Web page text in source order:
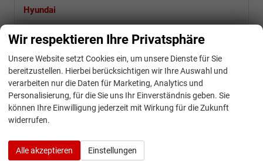
Hyundai
Skoda
Volkswagen
Geparkte Fahrzeuge ( 0)
5,0
Wir respektieren Ihre Privatsphäre
Unsere Website setzt Cookies ein, um unsere Dienste für Sie
bereitzustellen. Hierbei berücksichtigen wir Ihre Auswahl und
verarbeiten nur die Daten für Marketing, Analytics und
Personalisierung, für die Sie uns Ihr Einverständnis geben. Sie
können Ihre Einwilligung jederzeit mit Wirkung für die Zukunft
widerrufen.
Alle akzeptieren Einstellungen